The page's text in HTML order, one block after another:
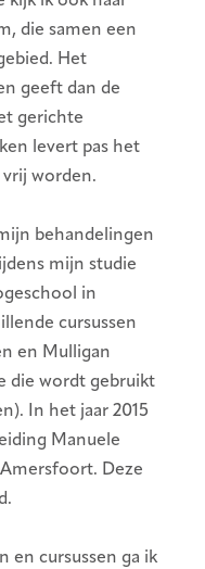
die samen een
Het
geeft dan de
gerichte
levert pas het
worden.
behandelingen
mijn studie
in
cursussen
en Mulligan
die wordt gebruikt
In het jaar 2015
Manuele
Amersfoort. Deze
en cursussen ga ik